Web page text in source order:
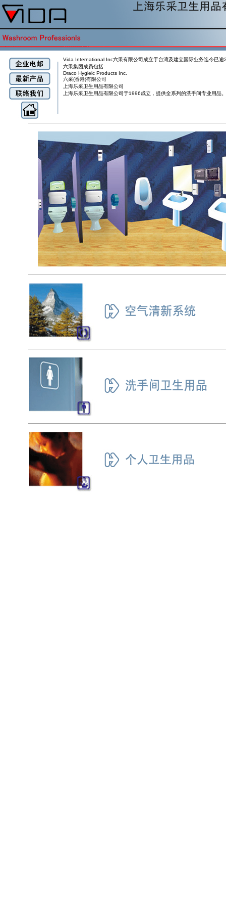
Vida International Inc六采有限公司成立于台湾及建立国际业务迄今已逾
六采集团成员包括:
Draco Hygieic Products Inc.
六采(香港)有限公司
上海乐采卫生用品有限公司
上海乐采卫生用品有限公司于1996成立，提供全系列的洗手间专业用品。